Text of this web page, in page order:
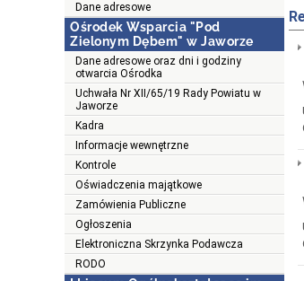
Dane adresowe
Ośrodek Wsparcia "Pod
Zielonym Dębem" w Jaworze
Dane adresowe oraz dni i godziny
otwarcia Ośrodka
Uchwała Nr XII/65/19 Rady Powiatu w
Jaworze
Kadra
Informacje wewnętrzne
Kontrole
Oświadczenia majątkowe
Zamówienia Publiczne
Ogłoszenia
Elektroniczna Skrzynka Podawcza
RODO